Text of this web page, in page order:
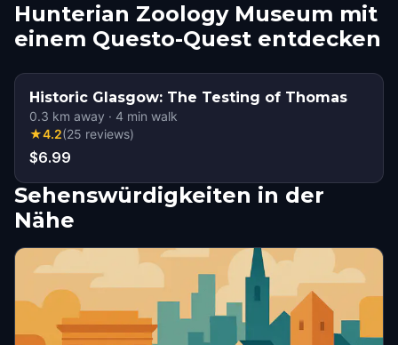
Hunterian Zoology Museum mit
einem Questo-Quest entdecken
Historic Glasgow: The Testing of Thomas
0.3 km away · 4 min walk
★4.2(25 reviews)
$6.99
Sehenswürdigkeiten in der
Nähe